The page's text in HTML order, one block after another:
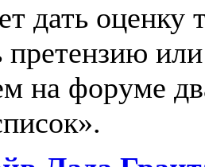
дать
претензию
на форуме